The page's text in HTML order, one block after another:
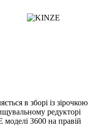
в зборі із зірочкою
редукторі
3600 на правій